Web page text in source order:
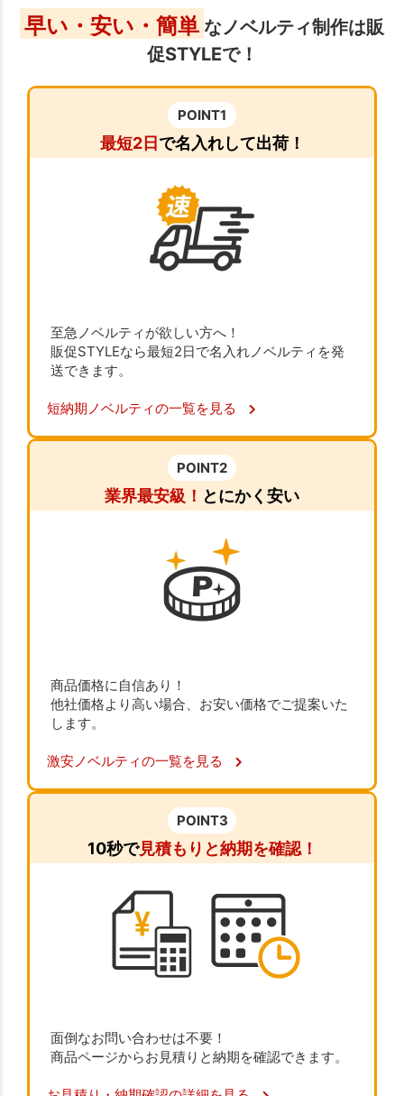
早い・安い・簡単 なノベルティ制作は販
促STYLEで！
POINT1
最短2日で名入れして出荷！
至急ノベルティが欲しい方へ！
販促STYLEなら最短2日で名入れノベルティを発
送できます。
短納期ノベルティの一覧を見る
POINT2
業界最安級！ とにかく安い
商品価格に自信あり！
他社価格より高い場合、お安い価格でご提案いた
します。
激安ノベルティの一覧を見る
POINT3
10秒で見積もりと納期を確認！
面倒なお問い合わせは不要！
商品ページからお見積りと納期を確認できます。